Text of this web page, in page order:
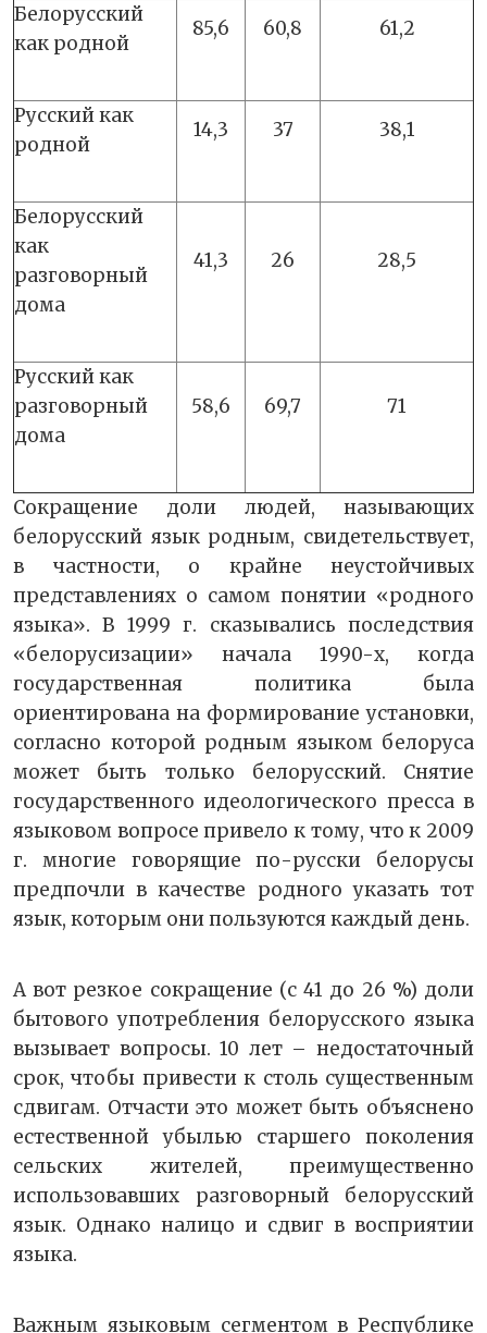
Белорусский
как родной
85,6 60,8 61,2
Русский как
родной
14,3 37 38,1
Белорусский
как
разговорный
дома
41,3 26 28,5
Русский как
разговорный
дома
58,6 69,7 71
Сокращение доли людей, называющих
белорусский язык родным, свидетельствует,
в частности, о крайне неустойчивых
представлениях о самом понятии «родного
языка». В 1999 г. сказывались последствия
«белорусизации» начала 1990-х, когда
государственная политика была
ориентирована на формирование установки,
согласно которой родным языком белоруса
может быть только белорусский. Снятие
государственного идеологического пресса в
языковом вопросе привело к тому, что к 2009
г. многие говорящие по-русски белорусы
предпочли в качестве родного указать тот
язык, которым они пользуются каждый день.
А вот резкое сокращение (с 41 до 26 %) доли
бытового употребления белорусского языка
вызывает вопросы. 10 лет – недостаточный
срок, чтобы привести к столь существенным
сдвигам. Отчасти это может быть объяснено
естественной убылью старшего поколения
сельских жителей, преимущественно
использовавших разговорный белорусский
язык. Однако налицо и сдвиг в восприятии
языка.
Важным языковым сегментом в Республике